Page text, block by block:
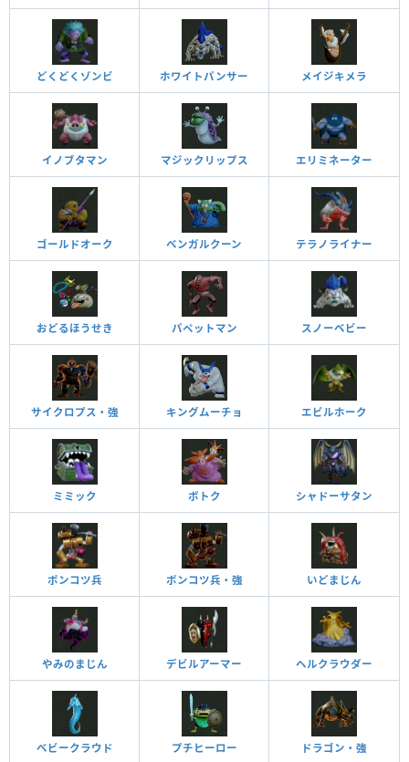
どくどくゾンビ ホワイトパンサー メイジキメラ
イノブタマン マジックリップス エリミネーター
ゴールドオーク ベンガルクーン テラノライナー
おどるほうせき パペットマン スノーベビー
サイクロプス・強 キングムーチョ エビルホーク
ミミック ボトク シャドーサタン
ポンコツ兵 ポンコツ兵・強 いどまじん
やみのまじん デビルアーマー ヘルクラウダー
ベビークラウド プチヒーロー ドラゴン・強